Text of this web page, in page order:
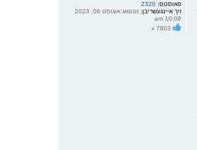
פאוסטס: 2320
זיך איינגעשריבן:
זונטאג אוגוסט 06, 2023
10:08 am